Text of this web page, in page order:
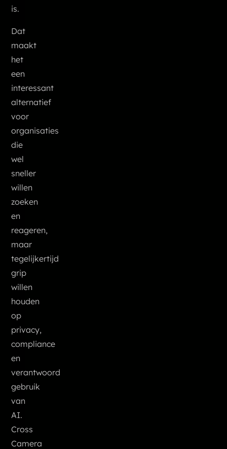
is.
Dat
maakt
het
een
interessant
alternatief
voor
organisaties
die
wel
sneller
willen
zoeken
en
reageren,
maar
tegelijkertijd
grip
willen
houden
op
privacy,
compliance
en
verantwoord
gebruik
van
AI.
Cross
Camera